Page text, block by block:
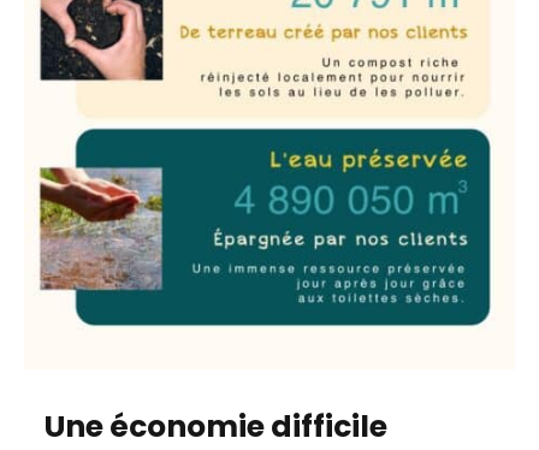
Une économie difficile